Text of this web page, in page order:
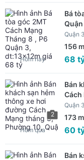
Bá
Quận
156 m
68
Hôm nay
2
Bán
Cách
Quận
173 m
60
Hôm qua
Bán